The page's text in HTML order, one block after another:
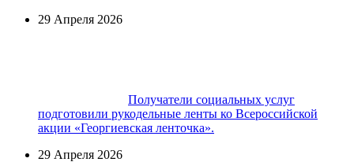
29 Апреля 2026
Получатели социальных услуг
подготовили рукодельные ленты ко Всероссийской
акции «Георгиевская ленточка».
29 Апреля 2026